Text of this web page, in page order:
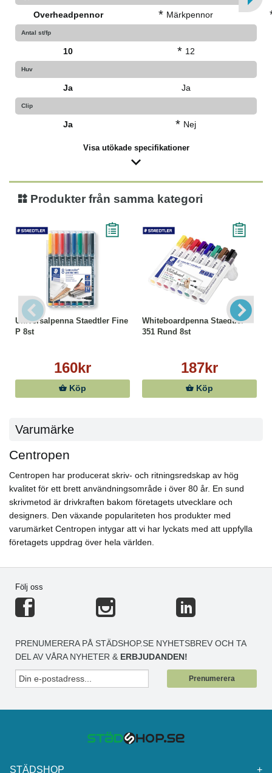
Overheadpennor * Märkpennor
Antal st/fp
10 * 12
Huv
Ja Ja
Clip
Ja * Nej
Visa utökade specifikationer
Produkter från samma kategori
Universalpenna Staedtler Fine
P 8st
160kr
Köp
Whiteboardpenna Staedtler
351 Rund 8st
187kr
Köp
Varumärke
Centropen
Centropen har producerat skriv- och ritningsredskap av hög
kvalitet för ett brett användningsområde i över 80 år. En sund
skrivmetod är drivkraften bakom företagets utvecklare och
designers. Den växande populariteten hos produkter med
varumärket Centropen intygar att vi har lyckats med att uppfylla
företagets uppdrag över hela världen.
Följ oss
PRENUMERERA PÅ STÄDSHOP.SE NYHETSBREV OCH TA
DEL AV VÅRA NYHETER & ERBJUDANDEN!
Prenumerera
STÄDSHOP +